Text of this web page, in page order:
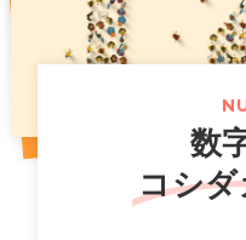
2026年07月14日
「カラオケまねきねこ」
2026年07月10日
2026年8月期第３四半期
2025年11月07日 プレ
新上位ブランド「カラオ
一覧
2026年07月31日 ニュ
ンドオープン!札幌平岸
生!
数
コシ